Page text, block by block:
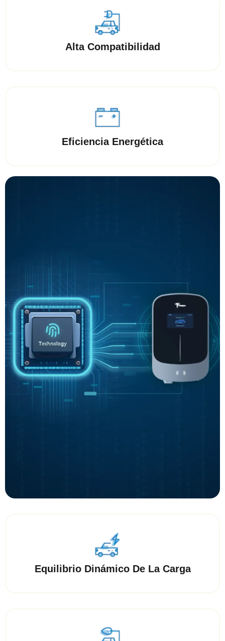
Alta Compatibilidad
Eficiencia Energética
Equilibrio Dinámico De La Carga